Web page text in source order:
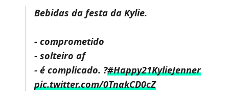
Bebidas da festa da Kylie.
- comprometido
- solteiro af
- é complicado. ?#Happy21KylieJenner
pic.twitter.com/0TnakCD0cZ